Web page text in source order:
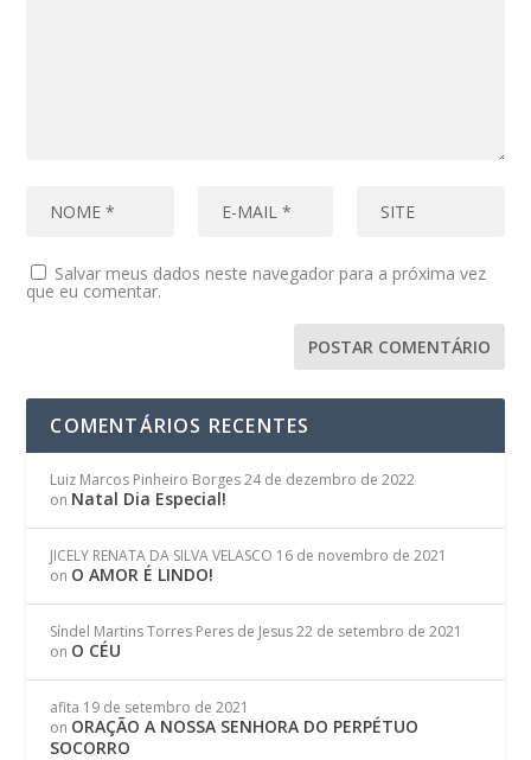
Salvar meus dados neste navegador para a próxima vez
que eu comentar.
COMENTÁRIOS RECENTES
Luiz Marcos Pinheiro Borges 24 de dezembro de 2022
on Natal Dia Especial!
JICELY RENATA DA SILVA VELASCO 16 de novembro de 2021
on O AMOR É LINDO!
Síndel Martins Torres Peres de Jesus 22 de setembro de 2021
on O CÉU
afita 19 de setembro de 2021
on ORAÇÃO A NOSSA SENHORA DO PERPÉTUO
SOCORRO